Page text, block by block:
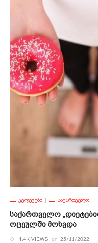
ᲙᲕᲚᲔᲕᲔᲑᲘ ᲡᲐᲥᲐᲠᲗᲕᲔᲚᲝ
Საქართველო
Ოცეულში Მოხვდა
1.4K VIEWS on 25/11/2022